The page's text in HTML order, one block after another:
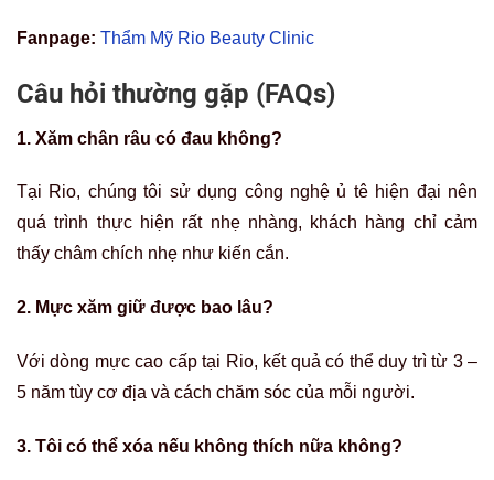
Fanpage: Thẩm Mỹ Rio Beauty Clinic
Câu hỏi thường gặp (FAQs)
1. Xăm chân râu có đau không?
Tại Rio, chúng tôi sử dụng công nghệ ủ tê hiện đại nên
quá trình thực hiện rất nhẹ nhàng, khách hàng chỉ cảm
thấy châm chích nhẹ như kiến cắn.
2. Mực xăm giữ được bao lâu?
Với dòng mực cao cấp tại Rio, kết quả có thể duy trì từ 3 –
5 năm tùy cơ địa và cách chăm sóc của mỗi người.
3. Tôi có thể xóa nếu không thích nữa không?